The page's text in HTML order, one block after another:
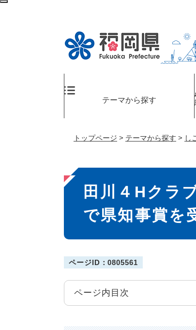
ペ
テーマから探す
トップページ > テーマから探す > し
本
文
田川４Hクラ
で県知事賞を
ページID：0805561
ページ内目次